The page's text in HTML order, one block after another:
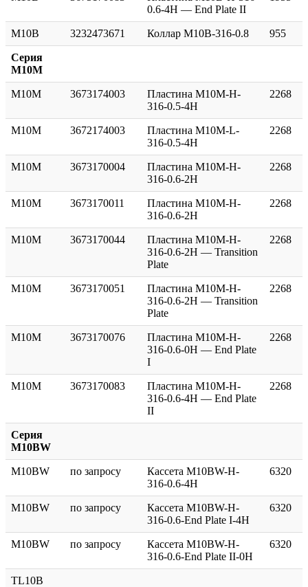
0.6-4H — End Plate II
M10B 3232473671 Коллар M10B-316-0.8 955
Серия
M10M
M10M 3673174003
Пластина M10M-H-
316-0.5-4H
2268
M10M 3672174003
Пластина M10M-L-
316-0.5-4H
2268
M10M 3673170004
Пластина M10M-H-
316-0.6-2H
2268
M10M 3673170011
Пластина M10M-H-
316-0.6-2H
2268
M10M 3673170044
Пластина M10M-H-
316-0.6-2H — Transition
Plate
2268
M10M 3673170051
Пластина M10M-H-
316-0.6-2H — Transition
Plate
2268
M10M 3673170076
Пластина M10M-H-
316-0.6-0H — End Plate
I
2268
M10M 3673170083
Пластина M10M-H-
316-0.6-4H — End Plate
II
2268
Серия
M10BW
M10BW по запросу
Кассета M10BW-H-
316-0.6-4Н
6320
M10BW по запросу
Кассета M10BW-H-
316-0.6-End Plate I-4H
6320
M10BW по запросу
Кассета M10BW-H-
316-0.6-End Plate II-0H
6320
TL10B